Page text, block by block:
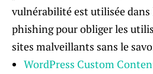
vulnérabilité est utilisée dans
phishing pour obliger les
sites malveillants sans le
WordPress Custom